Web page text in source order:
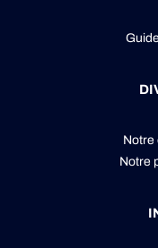
Notre
Notre